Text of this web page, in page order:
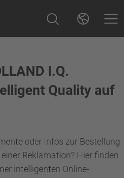
I.Q.
Quality auf
oder Infos zur Bestellung
Reklamation? Hier finden
intelligenten Online-